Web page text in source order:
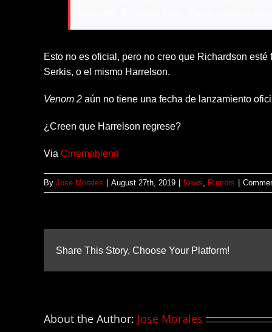
Esto no es oficial, pero no creo que Richardson
Serkis, o el mismo Harrelson.
Venom 2 aún no tiene una fecha de lanzamiento
¿Creen que Harrelson regrese?
Via Cinemablend
By Jose Morales August 27th, 2019 News, Rumors
Share This Story, Choose Your Platform!
About the Author: Jose Morales